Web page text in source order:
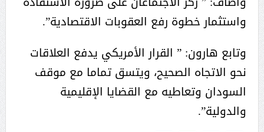
واستثمار خطوة رفع العقوبات الاقتصادية”.
وتابع هارون: ” القرار الأمريكي يدفع العلاقات
نحو الاتجاه الصحيح، ويتسق تماما مع موقف
السودان وتعاطيه مع القضايا الإقليمية
والدولية”.